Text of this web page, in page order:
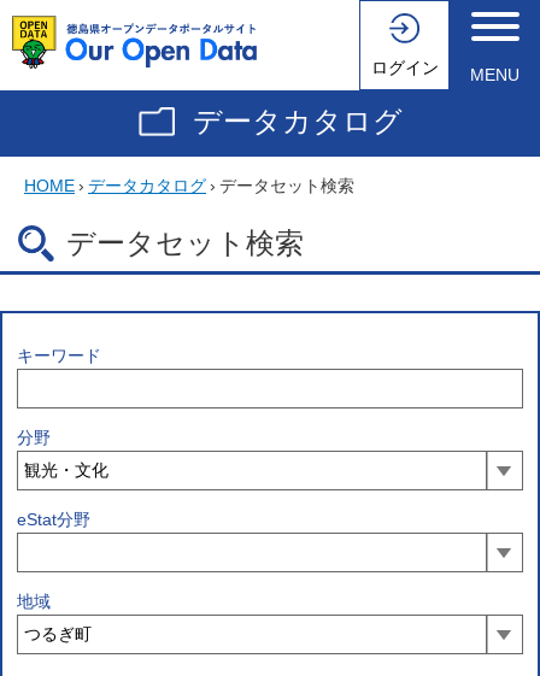
ログイン MENU
データカタログ
HOME› データカタログ› データセット検索
データセット検索
キーワード
分野
eStat分野
地域